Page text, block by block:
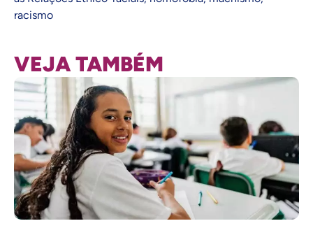
racismo
VEJA TAMBÉM